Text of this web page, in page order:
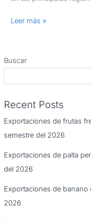
Leer más »
Buscar
Recent Posts
Exportaciones de frutas
semestre del 2026
Exportaciones de palta
del 2026
Exportaciones de banano
2026